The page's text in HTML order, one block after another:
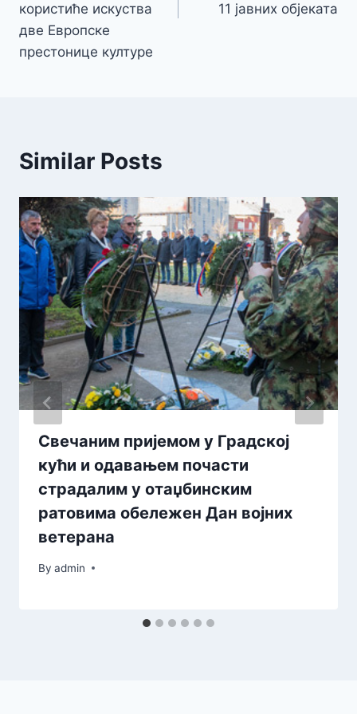
користиће искуства
две Европске
престонице културе
11 јавних објеката
Similar Posts
Свечаним пријемом у Градској
кући и одавањем почасти
страдалим у отаџбинским
ратовима обележен Дан војних
ветерана
By admin